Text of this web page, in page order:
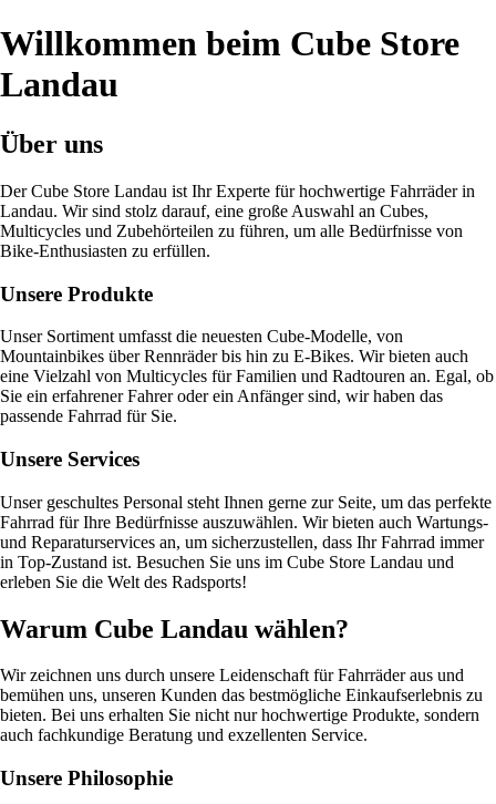
Willkommen beim Cube Store
Landau
Über uns
Der Cube Store Landau ist Ihr Experte für hochwertige Fahrräder in
Landau. Wir sind stolz darauf, eine große Auswahl an Cubes,
Multicycles und Zubehörteilen zu führen, um alle Bedürfnisse von
Bike-Enthusiasten zu erfüllen.
Unsere Produkte
Unser Sortiment umfasst die neuesten Cube-Modelle, von
Mountainbikes über Rennräder bis hin zu E-Bikes. Wir bieten auch
eine Vielzahl von Multicycles für Familien und Radtouren an. Egal, ob
Sie ein erfahrener Fahrer oder ein Anfänger sind, wir haben das
passende Fahrrad für Sie.
Unsere Services
Unser geschultes Personal steht Ihnen gerne zur Seite, um das perfekte
Fahrrad für Ihre Bedürfnisse auszuwählen. Wir bieten auch Wartungs-
und Reparaturservices an, um sicherzustellen, dass Ihr Fahrrad immer
in Top-Zustand ist. Besuchen Sie uns im Cube Store Landau und
erleben Sie die Welt des Radsports!
Warum Cube Landau wählen?
Wir zeichnen uns durch unsere Leidenschaft für Fahrräder aus und
bemühen uns, unseren Kunden das bestmögliche Einkaufserlebnis zu
bieten. Bei uns erhalten Sie nicht nur hochwertige Produkte, sondern
auch fachkundige Beratung und exzellenten Service.
Unsere Philosophie